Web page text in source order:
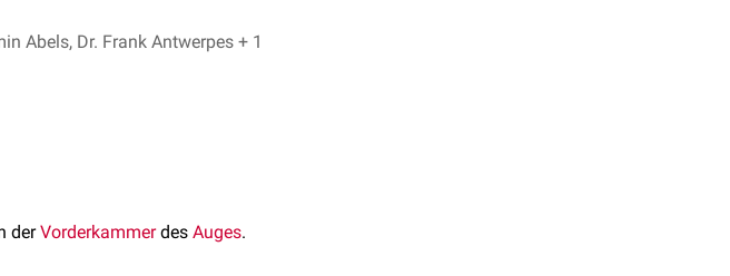
Dr. Benjamin Abels, Dr. Frank Antwerpes + 1
derVorderkammerdes Auges.